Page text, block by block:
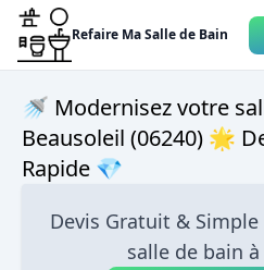
Refaire Ma Salle de Bain
🚿 Modernisez votre
Beausoleil (06240) 🌟
Rapide 💎
Devis Gratuit &
salle de bain